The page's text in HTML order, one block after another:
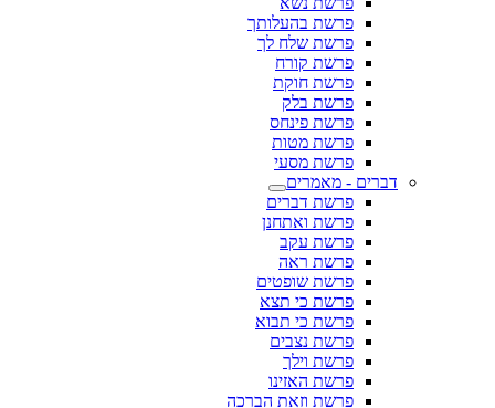
פרשת בהעלותך
פרשת שלח לך
פרשת קורח
פרשת חוקת
פרשת בלק
פרשת פינחס
פרשת מטות
פרשת מסעי
דברים - מאמרים
פרשת דברים
פרשת ואתחנן
פרשת עקב
פרשת ראה
פרשת שופטים
פרשת כי תצא
פרשת כי תבוא
פרשת נצבים
פרשת וילך
פרשת האזינו
פרשת וזאת הברכה